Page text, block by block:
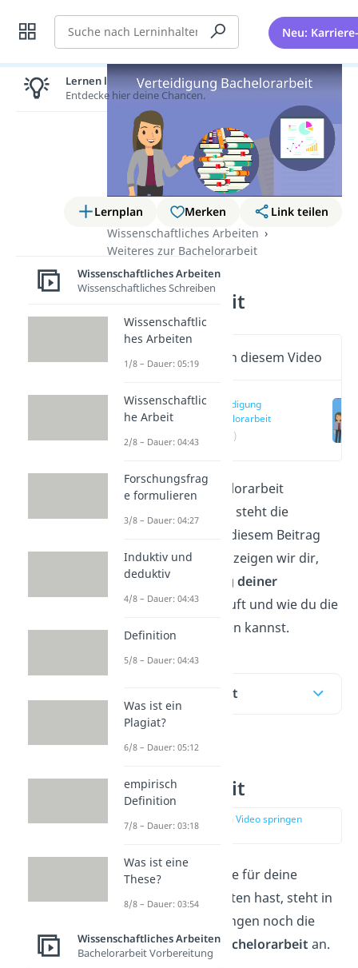
Suche Neu:
Lernplan Merken
Link teilen
Wissenschaftliches Arbeiten
Weiteres zur Bachelorarbeit
Verteidigung
Bachelorarbeit
Wichtige Inhalte in diesem Video
Verteidigung
Bachelorarbeit
(00:14)
Du hast deine Bachelorarbeit
abgegeben und jetzt steht die
Verteidigung an? In diesem Beitrag
und unseremVideo
zeigen wir dir,
wie dieVerteidigung deiner
Bachelorarbeit abläuft und wie du die
Präsentation erstellen kannst.
Inhaltsübersicht
Bachelorarbeit
zur Stelle im Video springen
(00:14)
Nachdem du die Note für deine
Bachelorarbeit erhalten hast, steht in
manchen Studiengängen noch die
Verteidigung der Bachelorarbeit an.
Lernen lohnt sich!
Entdecke hier deine Chancen.
Wissenschaftliches Arbeiten
Wissenschaftliches Schreiben
Wissenschaftlic
hes Arbeiten
1/8 – Dauer: 05:19
Wissenschaftlic
he Arbeit
2/8 – Dauer: 04:43
Forschungsfrag
e formulieren
3/8 – Dauer: 04:27
Induktiv und
deduktiv
4/8 – Dauer: 04:43
Definition
5/8 – Dauer: 04:43
Was ist ein
Plagiat?
6/8 – Dauer: 05:12
empirisch
Definition
7/8 – Dauer: 03:18
Was ist eine
These?
8/8 – Dauer: 03:54
Wissenschaftliches Arbeiten
Bachelorarbeit Vorbereitung